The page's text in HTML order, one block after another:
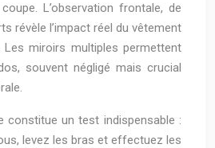
L’observation frontale, de
révèle l’impact réel du vêtement
miroirs multiples permettent
souvent négligé mais crucial
constitue un test indispensable :
levez les bras et effectuez les